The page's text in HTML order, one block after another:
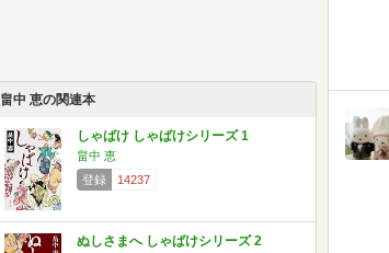
畠中 恵の関連本
しゃばけ しゃばけシリーズ 1
畠中 恵
登録
14237
ぬしさまへ しゃばけシリーズ 2